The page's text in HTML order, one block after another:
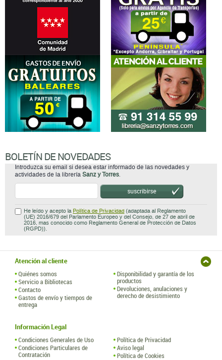
BOLETÍN DE NOVEDADES
Introduzca su email si desea estar informado de las novedades y
actividades de la librería Sanz y Torres.
suscribirse
He leído y acepto la Política de Privacidad (adaptada al Reglamento
(UE) 2016/679 del Parlamento Europeo y del Consejo, de 27 de abril de
2016, mas conocido como Reglamento General de Protección de Datos
(RGPD)).
Atención al cliente
Quiénes somos
Servicio a Bibliotecas
Contacto
Gastos de envío y tiempos de
entrega
Disponibilidad y garantía de los
productos
Devoluciones, anulaciones y
derecho de desistimiento
Información Legal
Condiciones Generales de Uso
Condiciones Particulares de
Contratación
Política de Privacidad
Aviso legal
Política de Cookies